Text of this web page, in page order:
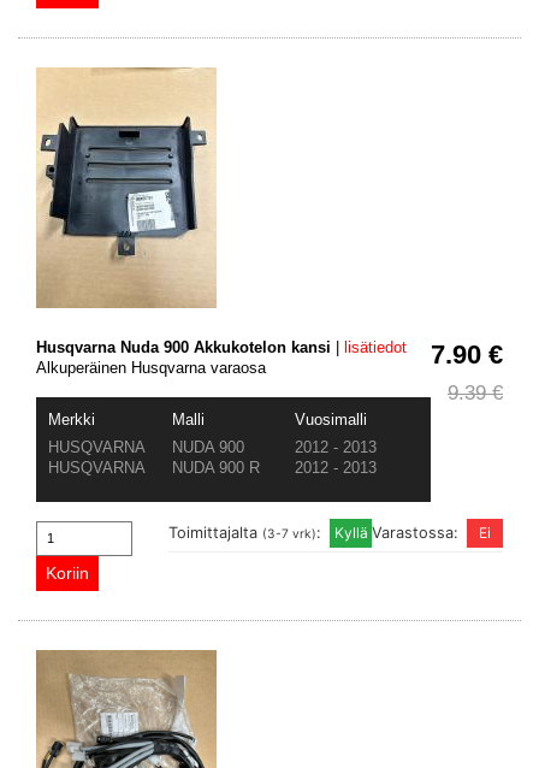
7.90 €
9.39 €
Husqvarna Nuda 900 Akkukotelon kansi | lisätiedot
Alkuperäinen Husqvarna varaosa
Merkki Malli
Vuosimalli
HUSQVARNA
NUDA 900
2012 - 2013
HUSQVARNA
NUDA 900 R 2012 - 2013
Varastossa:
Toimittajalta (3-7 vrk):